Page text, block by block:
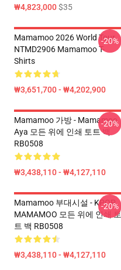
₩4,823,000$35
Mamamoo 2026 World Tour
NTMD2906 Mamamoo T-
Shirts
₩3,651,700 - ₩4,202,900
-20%
Mamamoo 가방 - Mamamoo
Aya 모든 위에 인쇄 토트 백
RB0508
₩3,438,110 - ₩4,127,110
-20%
Mamamoo 부대시설 - KPOP
MAMAMOO 모든 위에 인쇄 토
트 백 RB0508
₩3,438,110 - ₩4,127,110
-20%